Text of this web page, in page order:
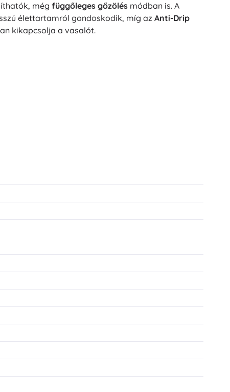
még függőleges gőzölés módban is. A
élettartamról gondoskodik, míg az Anti-Drip
kikapcsolja a vasalót.